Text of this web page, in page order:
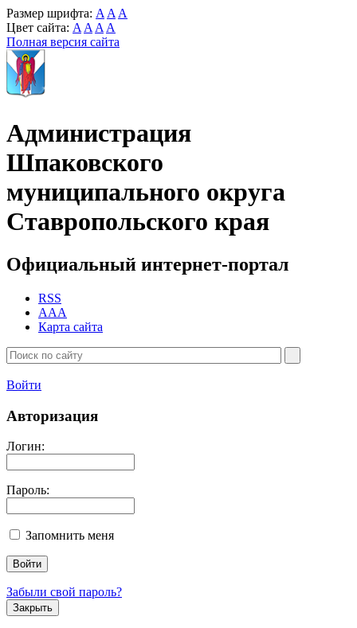
Размер шрифта: A A A
Цвет сайта: A A A A
Полная версия сайта
Администрация
Шпаковского
муниципального округа
Ставропольского края
Официальный интернет-портал
RSS
AAA
Карта сайта
Войти
Авторизация
Логин:
Пароль:
Запомнить меня
Забыли свой пароль?
Закрыть